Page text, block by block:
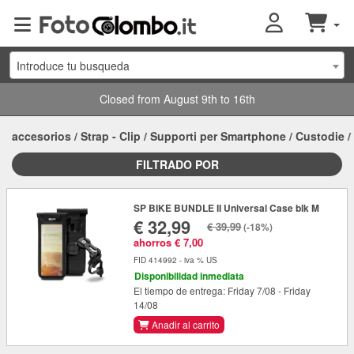
Introduce tu busqueda
Closed from August 9th to 16th
accesorios / Strap - Clip / Supporti per Smartphone / Custodie /
FILTRADO POR
SP BIKE BUNDLE II Universal Case blk M
€ 32,99
ahorros € 7,00
€ 39,99(-18%)
FID 414992 - iva % US
Disponibilidad inmediata
El tiempo de entrega: Friday 7/08 - Friday
14/08
Anadir al carrito